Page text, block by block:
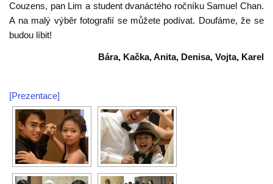
Couzens, pan Lim a student dvanáctého ročníku Samuel Chan.
A na malý výběr fotografií se můžete podívat. Doufáme, že se
budou líbit!
Bára, Kačka, Anita, Denisa, Vojta, Karel
[Prezentace]